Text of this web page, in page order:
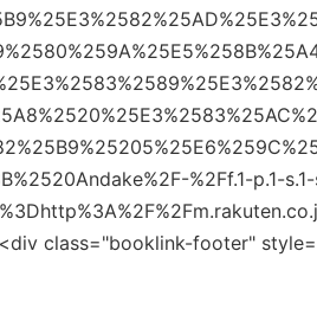
%2Ff.1-p.1-
class="booklink-footer"